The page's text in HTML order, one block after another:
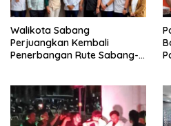
Walikota Sabang
Perjuangkan Kembali
Penerbangan Rute Sabang-